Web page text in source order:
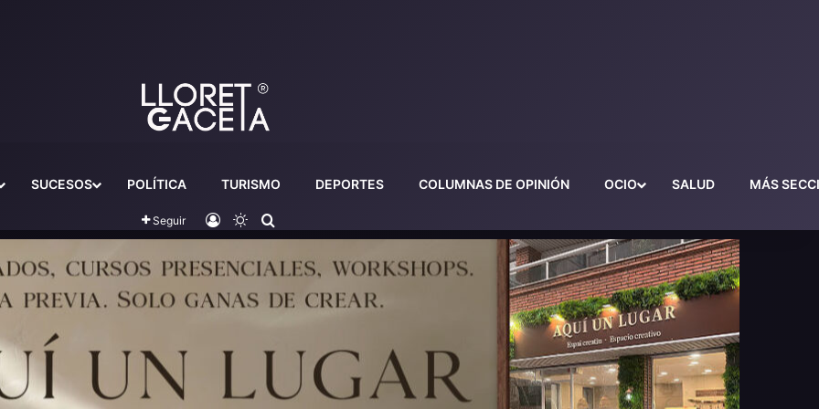
SUCESOS POLÍTICA TURISMO DEPORTES COLUMNAS DE OPINIÓN OCIO SALUD MÁS
Seguir Iniciar sesión
Switch skin